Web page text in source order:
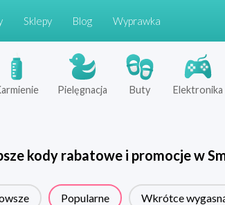
Sklepy Blog Wyprawka
Pielęgnacja Buty Elektronika
kody rabatowe i promocje w
Popularne Wkrótce